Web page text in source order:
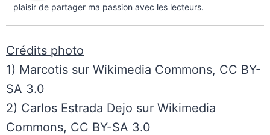
plaisir de partager ma passion avec les lecteurs.
Crédits photo
1) Marcotis sur Wikimedia Commons, CC BY-
SA 3.0
2) Carlos Estrada Dejo sur Wikimedia
Commons, CC BY-SA 3.0